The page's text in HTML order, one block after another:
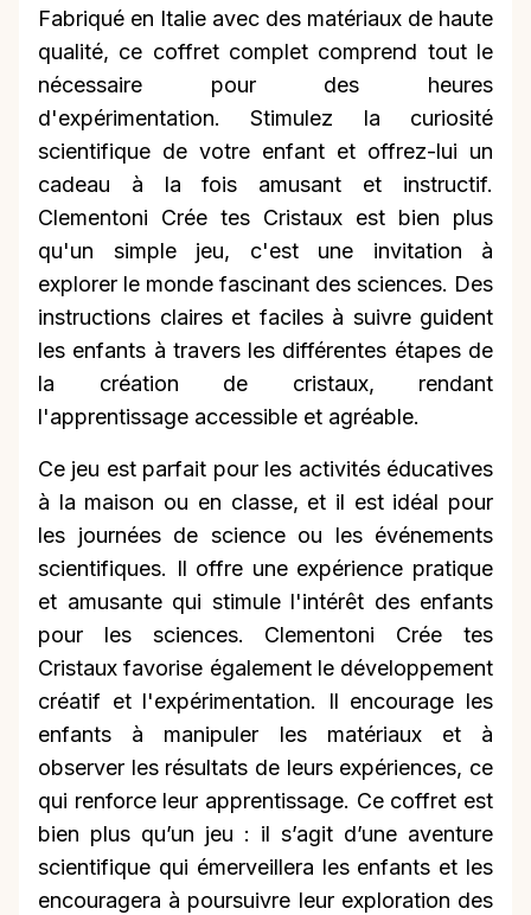
Fabriqué en Italie avec des matériaux de haute
qualité, ce coffret complet comprend tout le
nécessaire pour des heures
d'expérimentation. Stimulez la curiosité
scientifique de votre enfant et offrez-lui un
cadeau à la fois amusant et instructif.
Clementoni Crée tes Cristaux est bien plus
qu'un simple jeu, c'est une invitation à
explorer le monde fascinant des sciences. Des
instructions claires et faciles à suivre guident
les enfants à travers les différentes étapes de
la création de cristaux, rendant
l'apprentissage accessible et agréable.
Ce jeu est parfait pour les activités éducatives
à la maison ou en classe, et il est idéal pour
les journées de science ou les événements
scientifiques. Il offre une expérience pratique
et amusante qui stimule l'intérêt des enfants
pour les sciences. Clementoni Crée tes
Cristaux favorise également le développement
créatif et l'expérimentation. Il encourage les
enfants à manipuler les matériaux et à
observer les résultats de leurs expériences, ce
qui renforce leur apprentissage. Ce coffret est
bien plus qu’un jeu : il s’agit d’une aventure
scientifique qui émerveillera les enfants et les
encouragera à poursuivre leur exploration des